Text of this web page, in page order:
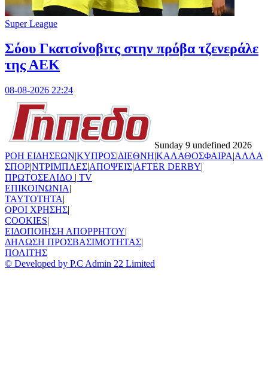
Super League
Σόου Γκατσίνοβιτς στην πρόβα τζενεράλε
της ΑΕΚ
08-08-2026 22:24
Sunday 9 undefined 2026
ΡΟΗ ΕΙΔΗΣΕΩΝ|ΚΥΠΡΟΣ|ΔΙΕΘΝΗ|ΚΑΛΑΘΟΣΦΑΙΡΑ|ΑΛΛΑ
ΣΠΟΡ|ΝΤΡΙΜΠΛΕΣ|ΑΠΟΨΕΙΣ|AFTER DERBY|
ΠΡΩΤΟΣΕΛΙΔΟ | TV
ΕΠΙΚΟΙΝΩΝΙΑ|
TAYTOTHTA|
ΟΡΟΙ ΧΡΗΣΗΣ|
COOKIES|
ΕΙΔΟΠΟΙΗΣΗ ΑΠΟΡΡΗΤΟΥ|
ΔΗΛΩΣΗ ΠΡΟΣΒΑΣΙΜΟΤΗΤΑΣ|
ΠΟΛΙΤΗΣ
© Developed by P.C Admin 22 Limited